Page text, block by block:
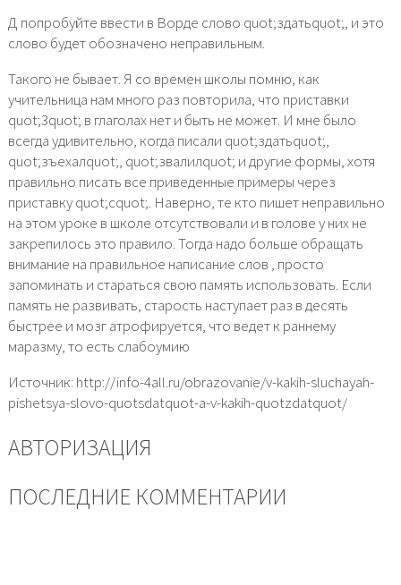
Д попробуйте ввести в Ворде слово quot;здатьquot;, и это
слово будет обозначено неправильным.
Такого не бывает. Я со времен школы помню, как
учительница нам много раз повторила, что приставки
quot;3quot; в глаголах нет и быть не может. И мне было
всегда удивительно, когда писали quot;здатьquot;,
quot;зъехалquot;, quot;звалилquot; и другие формы, хотя
правильно писать все приведенные примеры через
приставку quot;сquot;. Наверно, те кто пишет неправильно
на этом уроке в школе отсутствовали и в голове у них не
закрепилось это правило. Тогда надо больше обращать
внимание на правильное написание слов , просто
запоминать и стараться свою память использовать. Если
память не развивать, старость наступает раз в десять
быстрее и мозг атрофируется, что ведет к раннему
маразму, то есть слабоумию
Источник: http://info-4all.ru/obrazovanie/v-kakih-sluchayah-
pishetsya-slovo-quotsdatquot-a-v-kakih-quotzdatquot/
АВТОРИЗАЦИЯ
ПОСЛЕДНИЕ КОММЕНТАРИИ